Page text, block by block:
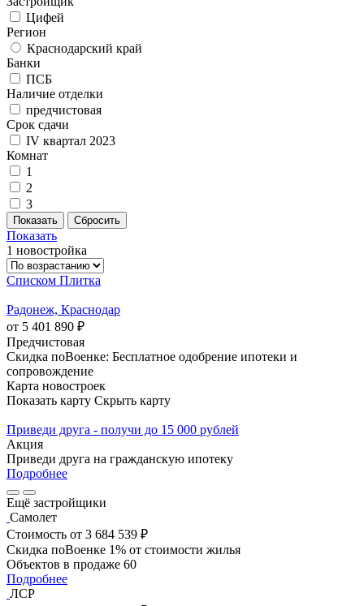
Цифей
Регион
Краснодарский край
Банки
ПСБ
Наличие отделки
предчистовая
Срок сдачи
IV квартал 2023
Комнат
1
2
3
Показать
1 новостройка
Списком Плитка
Радонеж, Краснодар
от 5 401 890 ₽
Предчистовая
Скидка поВоенке: Бесплатное одобрение ипотеки и
сопровождение
Карта новостроек
Показать карту Скрыть карту
Приведи друга - получи до 15 000 рублей
Акция
Приведи друга на гражданскую ипотеку
Подробнее
Ещё застройщики
Самолет
Стоимость от 3 684 539 ₽
Скидка поВоенке 1% от стоимости жилья
Объектов в продаже 60
Подробнее
ЛСР